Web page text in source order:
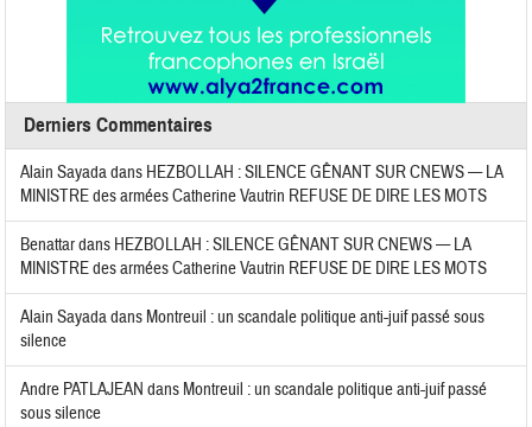
Derniers Commentaires
Alain Sayadadans HEZBOLLAH : SILENCE GÊNANT SUR CNEWS — LA
MINISTRE des armées Catherine Vautrin REFUSE DE DIRE LES MOTS
Benattardans HEZBOLLAH : SILENCE GÊNANT SUR CNEWS — LA
MINISTRE des armées Catherine Vautrin REFUSE DE DIRE LES MOTS
Alain Sayadadans Montreuil : un scandale politique anti-juif passé sous
silence
Andre PATLAJEAN dans Montreuil : un scandale politique anti-juif passé
sous silence